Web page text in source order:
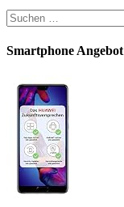
Suchen
nach:
Smartphone Angebot